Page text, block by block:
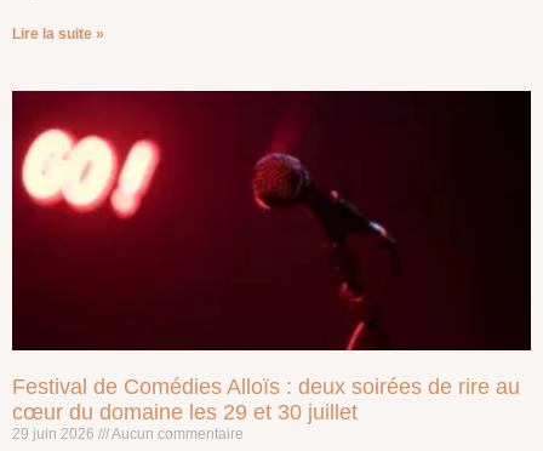
Lire la suite »
Festival de Comédies Alloïs : deux soirées de rire au
cœur du domaine les 29 et 30 juillet
29 juin 2026 Aucun commentaire